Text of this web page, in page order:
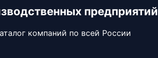
предприятий
компаний по всей России